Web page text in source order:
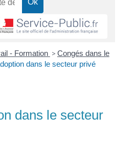
- Formation > Congés dans le
dans le secteur privé
dans le secteur